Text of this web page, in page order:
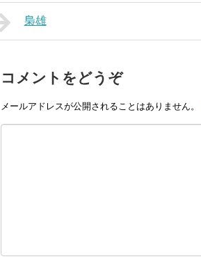
梟雄
コメントをどうぞ
メールアドレスが公開されることはありません。